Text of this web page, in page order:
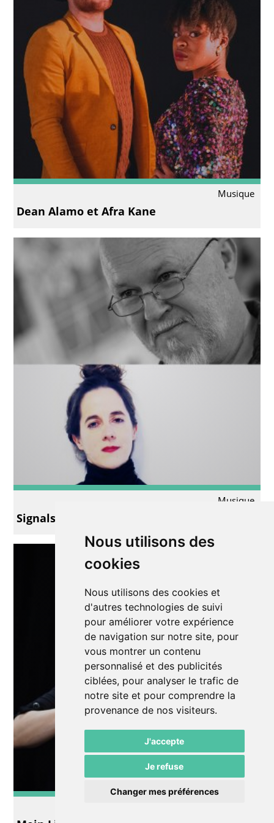
Nous utilisons des
cookies
Nous utilisons des cookies et
d'autres technologies de suivi
pour améliorer votre expérience
de navigation sur notre site, pour
vous montrer un contenu
personnalisé et des publicités
ciblées, pour analyser le trafic de
notre site et pour comprendre la
provenance de nos visiteurs.
J'accepte
Je refuse
Changer mes préférences
Musique
Dean Alamo et Afra Kane
Musique
Signals et Orlando